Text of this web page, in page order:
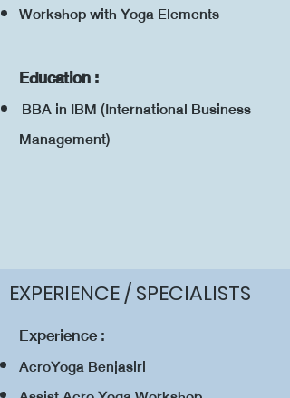
Workshop with Yoga Elements
Education :
BBA in IBM (International Business
Management)
EXPERIENCE / SPECIALISTS
Experience :
AcroYoga Benjasiri